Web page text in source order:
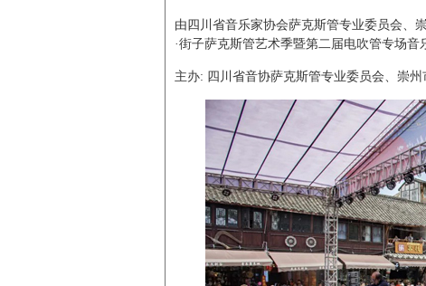
由四川省音乐家协会萨克斯管专业委员会、
·街子萨克斯管艺术季暨第二届电吹管专场音
主办: 四川省音协萨克斯管专业委员会、崇